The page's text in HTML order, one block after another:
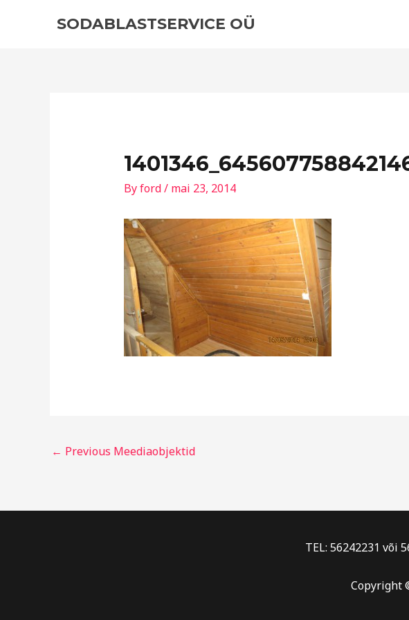
SODABLASTSERVICE OÜ
Byford/ mai 23, 2014
navigation
← Previous Meediaobjektid
TEL: 56242231 või
Copyright